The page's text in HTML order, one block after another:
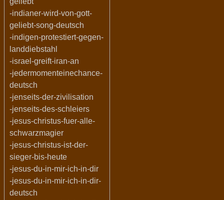
-indianer-wird-von-gott-
geliebt-song-deutsch
-indigen-protestiert-gegen-
landdiebstahl
-israel-greift-iran-an
-jedermomenteinechance-
deutsch
-jenseits-der-zivilisation
-jenseits-des-schleiers
-jesus-christus-fuer-alle-
schwarzmagier
-jesus-christus-ist-der-
sieger-bis-heute
-jesus-du-in-mir-ich-in-dir
-jesus-du-in-mir-ich-in-dir-
deutsch